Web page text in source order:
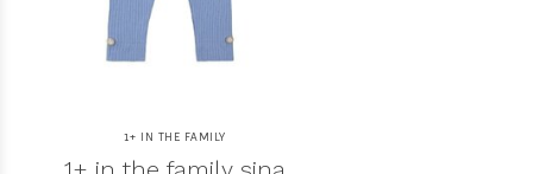
1+ IN THE FAMILY